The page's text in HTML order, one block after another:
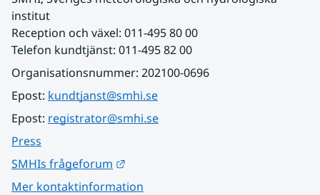
institut
Reception och växel: 011-495 80 00
Telefon kundtjänst: 011-495 82 00
Organisationsnummer: 202100-0696
Epost: kundtjanst@smhi.se
Epost: registrator@smhi.se
Press
SMHIs frågeforum
Mer kontaktinformation